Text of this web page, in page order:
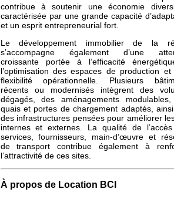
contribue à soutenir une économie
caractérisée par une grande capacité
et un esprit entrepreneurial fort.
Le développement immobilier de la
s’accompagne également d’une
croissante portée à l’efficacité
l’optimisation des espaces de production
flexibilité opérationnelle. Plusieurs
récents ou modernisés intègrent des
dégagés, des aménagements
quais et portes de chargement adaptés,
des infrastructures pensées pour améliorer
internes et externes. La qualité de
services, fournisseurs, main-d’œuvre et
de transport contribue également à
l’attractivité de ces sites.
À propos de Location BCI